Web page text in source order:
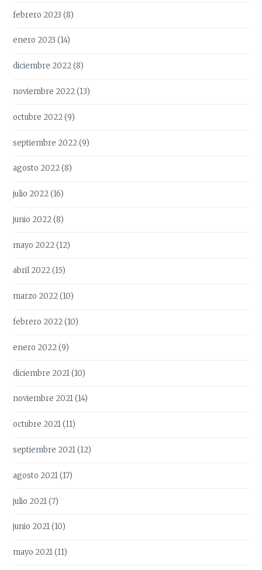
febrero 2023 (8)
enero 2023 (14)
diciembre 2022(8)
noviembre 2022(13)
octubre 2022(9)
septiembre 2022(9)
agosto 2022(8)
julio 2022(16)
junio 2022(8)
mayo 2022(12)
abril 2022(15)
marzo 2022(10)
febrero 2022(10)
enero 2022(9)
diciembre 2021(10)
noviembre 2021(14)
octubre 2021(11)
septiembre 2021(12)
agosto 2021(17)
julio 2021(7)
junio 2021(10)
mayo 2021(11)